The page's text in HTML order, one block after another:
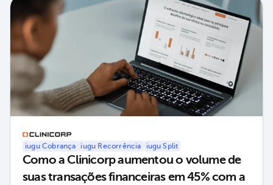
iugu Cobrança iugu Recorrência iugu Split
Como a Clinicorp aumentou o volume de
suas transações financeiras em 45% com a